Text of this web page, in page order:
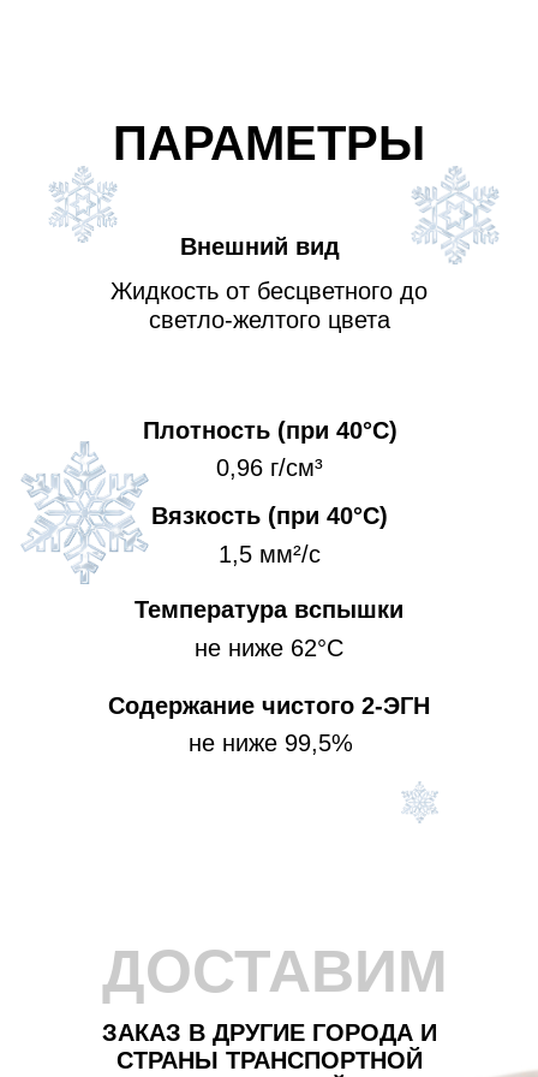
1,5 мм²/с
ПАРАМЕТРЫ
Жидкость от бесцветного до
светло-желтого цвета
Внешний вид
Плотность (при 40°С)
0,96 г/см³
Вязкость (при 40°С)
Температура вспышки
не ниже 62°С
Содержание чистого 2-ЭГН
не ниже 99,5%
ДОСТАВИМ
ЗАКАЗ В ДРУГИЕ ГОРОДА И
СТРАНЫ ТРАНСПОРТНОЙ